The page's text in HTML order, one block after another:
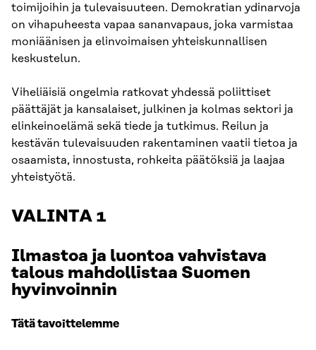
toimijoihin ja tulevaisuuteen. Demokratian ydinarvoja
on vihapuheesta vapaa sananvapaus, joka varmistaa
moniäänisen ja elinvoimaisen yhteiskunnallisen
keskustelun.
Viheliäisiä ongelmia ratkovat yhdessä poliittiset
päättäjät ja kansalaiset, julkinen ja kolmas sektori ja
elinkeinoelämä sekä tiede ja tutkimus. Reilun ja
kestävän tulevaisuuden rakentaminen vaatii tietoa ja
osaamista, innostusta, rohkeita päätöksiä ja laajaa
yhteistyötä.
VALINTA 1
Ilmastoa ja luontoa vahvistava
talous mahdollistaa Suomen
hyvinvoinnin
Tätä tavoittelemme